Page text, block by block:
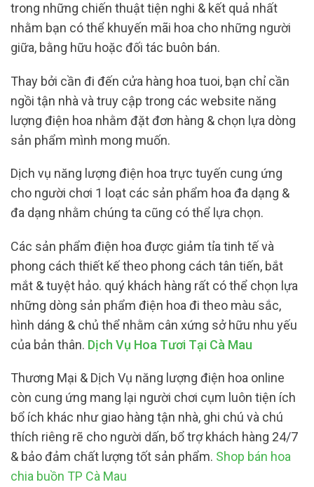
trong những chiến thuật tiện nghi & kết quả nhất
nhằm bạn có thể khuyến mãi hoa cho những người
giữa, bằng hữu hoặc đối tác buôn bán.
Thay bởi cần đi đến cửa hàng hoa tuoi, bạn chỉ cần
ngồi tận nhà và truy cập trong các website năng
lượng điện hoa nhằm đặt đơn hàng & chọn lựa dòng
sản phẩm mình mong muốn.
Dịch vụ năng lượng điện hoa trực tuyến cung ứng
cho người chơi 1 loạt các sản phẩm hoa đa dạng &
đa dạng nhằm chúng ta cũng có thể lựa chọn.
Các sản phẩm điện hoa được giảm tỉa tinh tế và
phong cách thiết kế theo phong cách tân tiến, bắt
mắt & tuyệt hảo. quý khách hàng rất có thể chọn lựa
những dòng sản phẩm điện hoa đi theo màu sắc,
hình dáng & chủ thể nhằm cân xứng sở hữu nhu yếu
của bản thân. Dịch Vụ Hoa Tươi Tại Cà Mau
Thương Mại & Dịch Vụ năng lượng điện hoa online
còn cung ứng mang lại người chơi cụm luôn tiện ích
bổ ích khác như giao hàng tận nhà, ghi chú và chú
thích riêng rẽ cho người dấn, bổ trợ khách hàng 24/7
& bảo đảm chất lượng tốt sản phẩm. Shop bán hoa
chia buồn TP Cà Mau